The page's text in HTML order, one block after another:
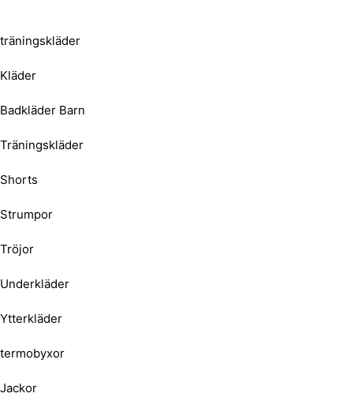
träningskläder
Kläder
Badkläder Barn
Träningskläder
Shorts
Strumpor
Tröjor
Underkläder
Ytterkläder
termobyxor
Jackor